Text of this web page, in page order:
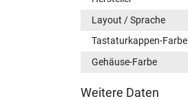
Layout / Sprache
Tastaturkappen-Farbe
Gehäuse-Farbe
Weitere Daten